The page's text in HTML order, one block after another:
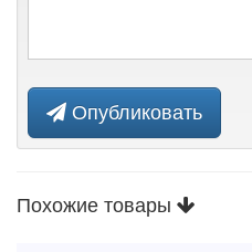
Опубликовать
Похожие товары